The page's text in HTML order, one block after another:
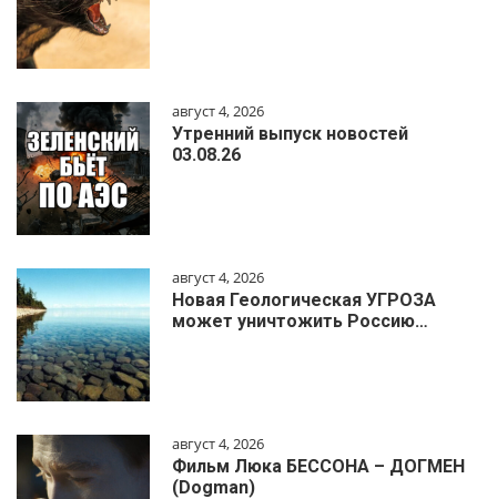
август 4, 2026
Утренний выпуск новостей
03.08.26
август 4, 2026
Новая Геологическая УГРОЗА
может уничтожить Россию…
август 4, 2026
Фильм Люка БЕССОНА – ДОГМЕН
(Dogman)